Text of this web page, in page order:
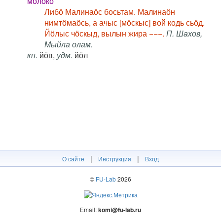
Либӧ Малинаӧс босьтам. Малинаӧн
нимтӧмаӧсь, а ачыс [мӧскыс] вой кодь сьӧд.
Йӧлыс чӧскыд, вылын жира −−−. П. Шахов,
Мыйла олам.
кп. йӧв, удм. йӧл
О сайте | Инструкция | Вход
© FU-Lab2026
Email:komi@fu-lab.ru